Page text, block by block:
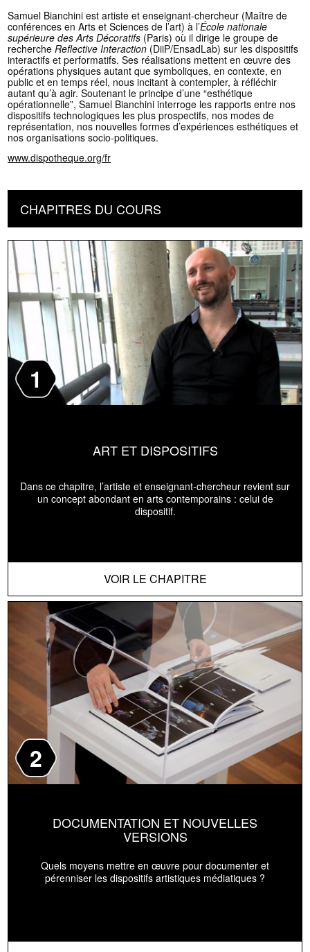
Samuel Bianchini est artiste et enseignant-chercheur (Maître de
conférences en Arts et Sciences de l’art) à l’École nationale
supérieure des Arts Décoratifs (Paris) où il dirige le groupe de
rechercheReflective Interaction (DiiP/EnsadLab) sur les dispositifs
interactifs et performatifs. Ses réalisations mettent en œuvre des
opérations physiques autant que symboliques, en contexte, en
public et en temps réel, nous incitant à contempler, à réfléchir
autant qu’à agir. Soutenant le principe d’une “esthétique
opérationnelle”, Samuel Bianchini interroge les rapports entre nos
dispositifs technologiques les plus prospectifs, nos modes de
représentation, nos nouvelles formes d’expériences esthétiques et
nos organisations socio-politiques.
www.dispotheque.org/fr
CHAPITRES DU COURS
1
ART ET DISPOSITIFS
Dans ce chapitre, l’artiste et enseignant-chercheur revient sur
un concept abondant en arts contemporains : celui de
dispositif.
VOIR LE CHAPITRE
2
DOCUMENTATION ET NOUVELLES
VERSIONS
Quels moyens mettre en œuvre pour documenter et
pérenniser les dispositifs artistiques médiatiques ?